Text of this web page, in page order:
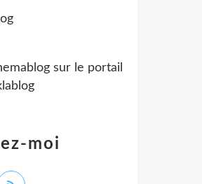
moi
sur le portail